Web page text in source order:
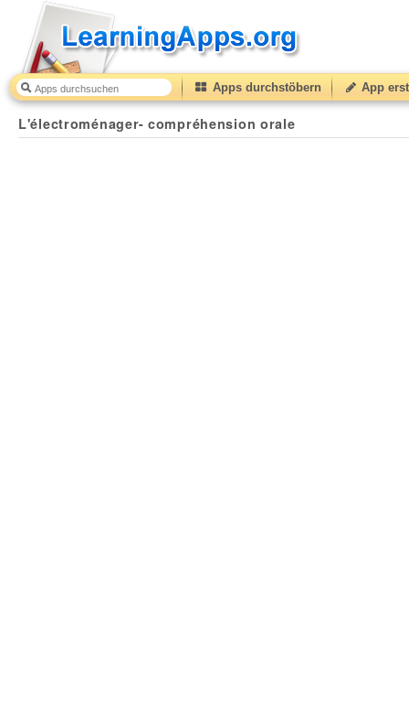
Apps durchstöbern App
L'électroménager- compréhension orale